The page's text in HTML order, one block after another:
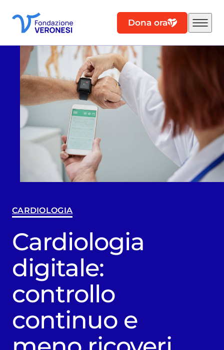
Dona ora
CARDIOLOGIA
Cardiologia
digitale:
controllo
continuo e